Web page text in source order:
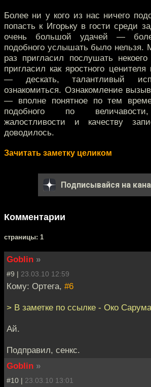
Более ни у кого из нас ничего
попасть к Игорьку в гости среди
очень большой удачей —
подобного услышать было нельзя.
раз пригласил послушать
пригласил как яростного
— дескать, талантливый
ознакомиться. Ознакомление
— вполне понятное по тем
подобного по
жалостливости и качеству
доводилось.
Зачитать заметку целиком
Подписывайся на
Комментарии
cтраницы: 1
Goblin »
#9 | 23.03.10 12:59
Кому: Ортега, #6
> В заметке по ссылке - Око
Ай.
Подправил, сенкс.
Goblin »
#10 | 23.03.10 13:01